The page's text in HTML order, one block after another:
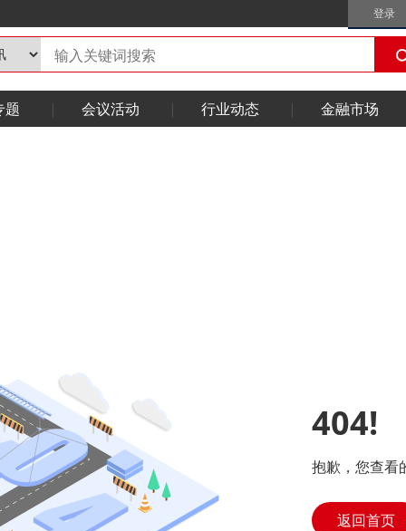
登录
题 会议活动 行业动态 金融市场
404!
抱歉，您查看
返回首页